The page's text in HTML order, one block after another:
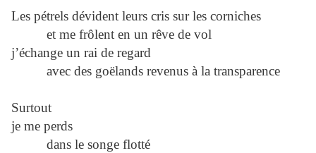
Les pétrels dévident leurs cris sur les corniches
et me frôlent en un rêve de vol
j’échange un rai de regard
avec des goëlands revenus à la transparence
Surtout
je me perds
dans le songe flotté